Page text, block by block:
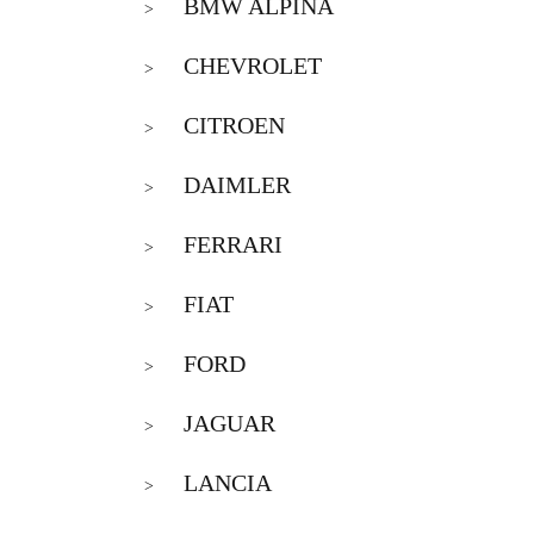
> BMW ALPINA
> CHEVROLET
> CITROEN
> DAIMLER
> FERRARI
> FIAT
> FORD
> JAGUAR
> LANCIA